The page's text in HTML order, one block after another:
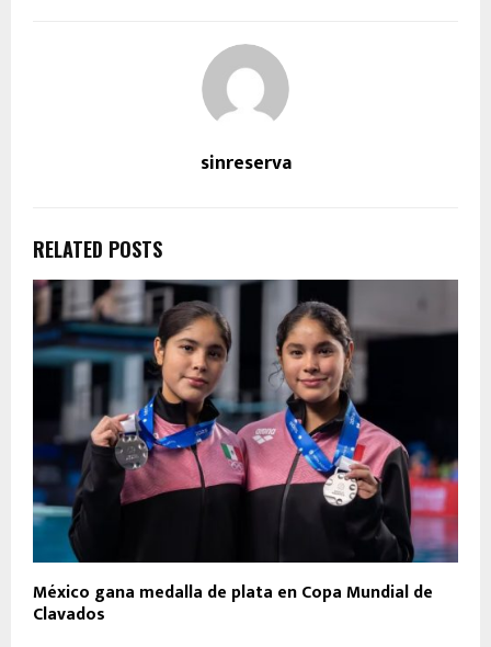
sinreserva
RELATED POSTS
México gana medalla de plata en Copa Mundial de
Clavados